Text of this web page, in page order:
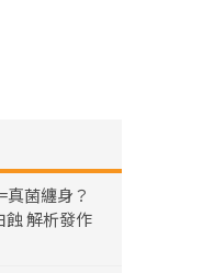
菌纏身？
蝕 解析發作